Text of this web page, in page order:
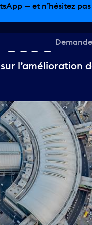
— et n’hésitez
l’amélioration